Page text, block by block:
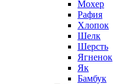
Мохер
Рафия
Хлопок
Шелк
Шерсть
Ягненок
Як
Бамбук